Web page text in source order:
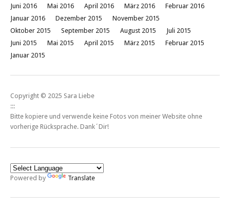
Juni 2016
Mai 2016 April 2016 März 2016
Februar 2016
Januar 2016
Dezember 2015
November 2015
Oktober 2015
September 2015 August 2015
Juli 2015
Juni 2015
Mai 2015 April 2015 März 2015
Februar 2015
Januar 2015
Copyright © 2025 Sara Liebe
:::
Bitte kopiere und verwende keine Fotos von meiner Website ohne
vorherige Rücksprache. Dank´Dir!
Powered by Translate